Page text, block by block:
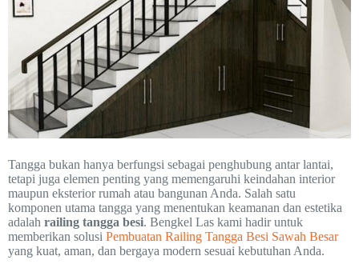
Tangga bukan hanya berfungsi sebagai penghubung antar lantai,
tetapi juga elemen penting yang memengaruhi keindahan interior
maupun eksterior rumah atau bangunan Anda. Salah satu
komponen utama tangga yang menentukan keamanan dan estetika
adalah railing tangga besi. Bengkel Las kami hadir untuk
memberikan solusi Pembuatan Railing Tangga Besi Sawah Besar
yang kuat, aman, dan bergaya modern sesuai kebutuhan Anda.